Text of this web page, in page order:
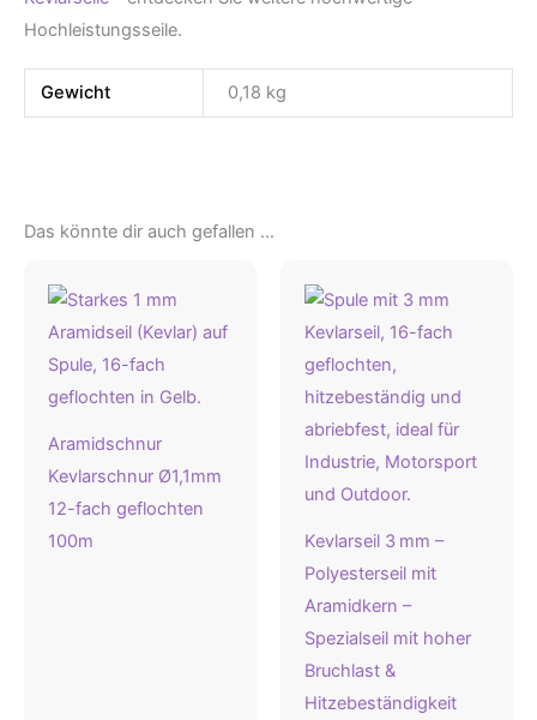
Hochleistungsseile.
Gewicht 0,18 kg
Das könnte dir auch gefallen …
Aramidschnur
Kevlarschnur Ø1,1mm
12-fach geflochten
100m
Kevlarseil 3 mm –
Polyesterseil mit
Aramidkern –
Spezialseil mit hoher
Bruchlast &
Hitzebeständigkeit